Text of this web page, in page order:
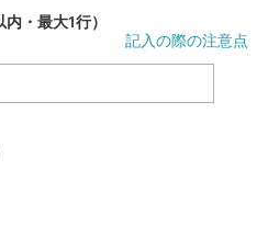
・最大1行）
記入の際の注意点